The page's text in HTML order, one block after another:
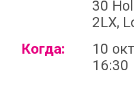
30
2LX,
Когда:
10
16:30